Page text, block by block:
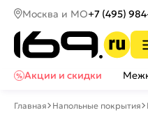
Москва и МО+7 (495)
Акции и скидки
Главная Напольные покрытия